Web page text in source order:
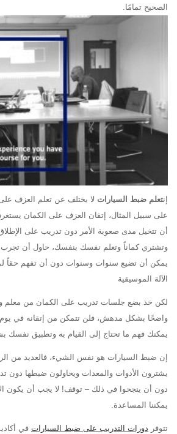
الصحيح تمامًا.
إنتعلم ضبط السيارات لا يختلف عن تعلم العزف
على سبيل المثال، إتقان العزف على الكمان
أن تتخيل مدى صعوبة الأمر دون تدريب على
وتشتري كماناً وتعلم نفسك بنفسك، حاول أن
يمكن أن تضيع سنوات وسنوات دون أن تفهم حقاً
الآلة الموسيقية
لكن خذ بضع جلسات تدريب على الكمان من
واضحًا بشكل مدهش، فلن تتمكن من إتقانه في يوم
يمكنك فهم ما تحتاج إلى القيام به وتطبيق نفسك
إن ضبط السيارات هو نفس الشيء، فالعديد من
يشترون الأدوات والمعدات ويحاولون ضبطها دون
دون أن ينجحوا في ذلك – توقف! لا يجب أن يكون
يمكننا المساعدة.
تتوفر دورات التدريب على ضبط السيارات